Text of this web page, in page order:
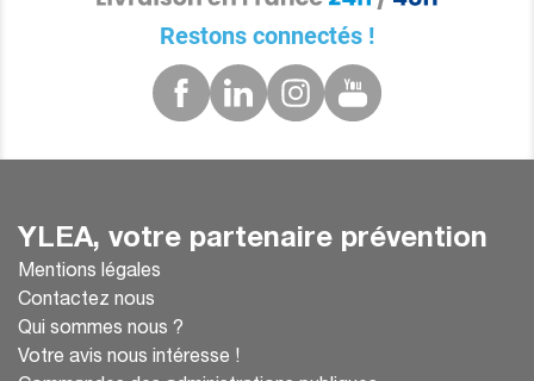
Restons connectés !
YLEA, votre partenaire prévention
Mentions légales
Contactez nous
Qui sommes nous ?
Votre avis nous intéresse !